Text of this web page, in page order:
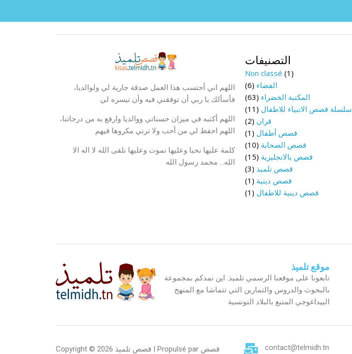
اللهم اني أحتسب هذا العمل صدقة جارية لي ولوالديا،
فأسألك يا ربي أن توفقني فيه وأن تيسره لي
اللهم أكتبه في ميزان حسناتي ووالديا وارفع به من درجاتنا،
اللهم احفظ لي من أحب ولا ترني مكروها فيهم
كلمة عليها نحيا وعليها نموت وعليها نلقى الله لا اله الا
الله… محمد رسول الله
التصنيفات
Non classé (1)
الفضاء (6)
المكتبة الخضراء (63)
سلسلة قصص الانبياء للاطفال (11)
قران (2)
قصص أطفال (1)
قصص الصحابة (10)
قصص بالانجليزية (15)
قصص تلميذ (3)
قصص دينية (1)
قصص دينية للاطفال (1)
موقع تلميذ
تابعونا على موقعنا الرسمي تلميذ. اين نمدكم بمجموعة
بالبحوث والدروس والتمارين التي تتماشا مع المنهج
البيداغوجي المتبع بالبلاد التونسية
Copyright © 2026 قصص تلميذ | Propulsé par قصص contact@telmidh.tn